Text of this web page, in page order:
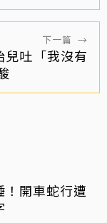
下一篇 →
吐「我沒有
開車蛇行遭